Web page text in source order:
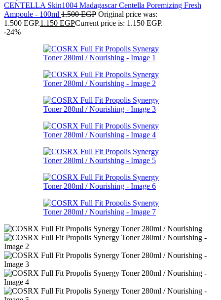
CENTELLA Skin1004 Madagascar Centella Poremizing Fresh
Ampoule - 100ml 1.500EGP Original price was:
1.500 EGP.1.150 EGPCurrent price is: 1.150 EGP.
-24%